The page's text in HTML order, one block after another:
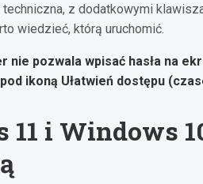
techniczna, z dodatkowymi
wiedzieć, którą uruchomić.
nie pozwala wpisać hasła na
ikoną Ułatwień dostępu
11 i Windows